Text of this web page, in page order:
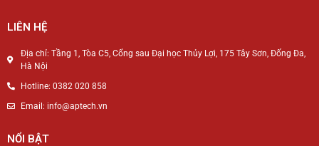
LIÊN HỆ
Địa chỉ: Tầng 1, Tòa C5, Cổng sau Đại học Thủy Lợi, 175 Tây Sơn, Đống Đa,
Hà Nội
Hotline: 0382 020 858
Email: info@aptech.vn
NỔI BẬT